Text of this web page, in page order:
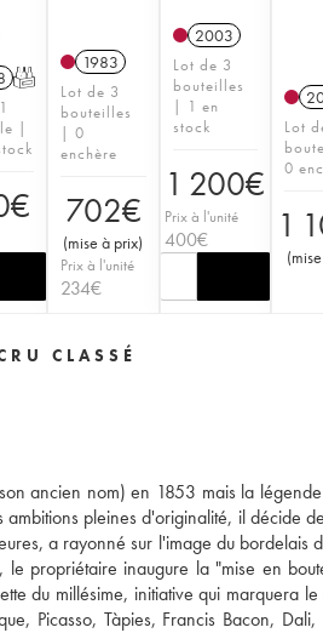
T
|
€
1983
Lot de 3
bouteilles
| 0
enchère
702€
(mise à prix)
Prix à l'unité
234€
2003
Lot de 3
bouteilles
| 1 en
stock
1 200€
Prix à l'unité
400€
Lot
0
1
(
CLASSÉ
ancien nom) en 1853 mais la
pleines d'originalité, il décide
a rayonné sur l'image du bordelais
propriétaire inaugure la "mise en
du millésime, initiative qui marquera
Picasso, Tàpies, Francis Bacon, Dali,